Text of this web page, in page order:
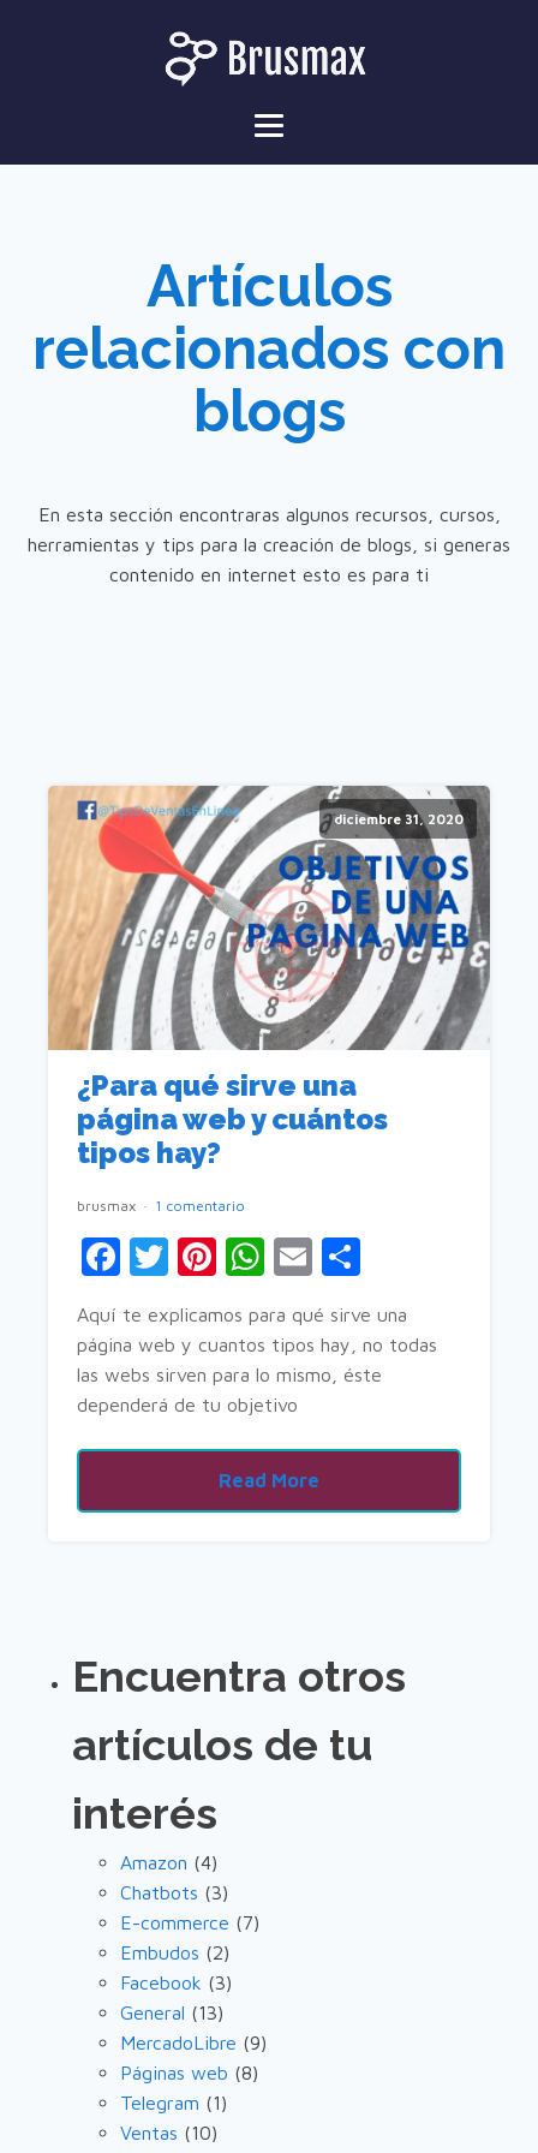
Artículos
relacionados con
blogs
En esta sección encontraras algunos recursos, cursos,
herramientas y tips para la creación de blogs, si generas
contenido en internet esto es para ti
diciembre 31, 2020
¿Para qué sirve una
página web y cuántos
tipos hay?
brusmax 1 comentario
Facebook
Twitter
Pinterest
WhatsApp
Email
Aquí te explicamos para qué sirve una
página web y cuantos tipos hay, no todas
las webs sirven para lo mismo, éste
dependerá de tu objetivo
Read More
Encuentra otros
artículos de tu
interés
Amazon (4)
Chatbots (3)
E-commerce (7)
Embudos (2)
Facebook (3)
General (13)
MercadoLibre (9)
Páginas web (8)
Telegram (1)
Ventas (10)